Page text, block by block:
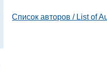
Список авторов / List of